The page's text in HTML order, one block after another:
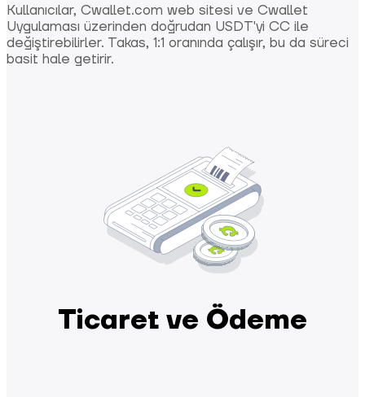
Kullanıcılar, Cwallet.com web sitesi ve Cwallet
Uygulaması üzerinden doğrudan USDT'yi CC ile
değiştirebilirler. Takas, 1:1 oranında çalışır, bu da süreci
basit hale getirir.
Ticaret ve Ödeme